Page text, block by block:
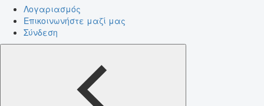
Λογαριασμός
Επικοινωνήστε μαζί μας
Σύνδεση